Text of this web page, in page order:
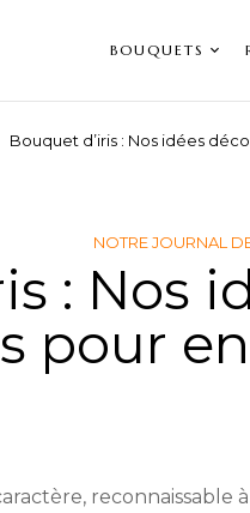
BOUQUETS
Bouquet d’iris : Nos idées
NOTRE JOURNAL
: Nos
pour
reconnaissable